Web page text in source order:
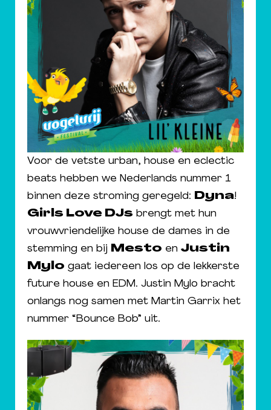
Voor de vetste urban, house en eclectic
beats hebben we Nederlands nummer 1
binnen deze stroming geregeld:
Dyna!
Girls Love DJs brengt met hun
vrouwvriendelijke house de dames in de
stemming en bij
Mesto en Justin
Mylo gaat iedereen los op de lekkerste
future house en EDM. Justin Mylo bracht
onlangs nog samen met Martin Garrix het
nummer “Bounce Bob” uit.